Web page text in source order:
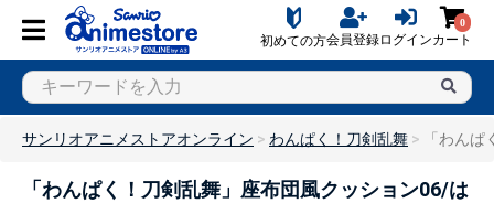
初めての方会員登録ログイン
0
カート
サンリオアニメストアオンライン わんぱく！刀剣乱舞 「わん
「わんぱく！刀剣乱舞」座布団風クッション06/は